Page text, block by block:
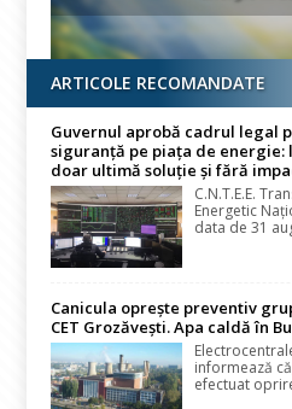
ARTICOLE RECOMANDATE
Guvernul aprobă cadrul legal
siguranță pe piața de energie:
doar ultimă soluție și fără
C.N.T.E.E.
Energetic
data de 31
Canicula oprește preventiv
CET Grozăvești. Apa caldă în
informează
efectuat